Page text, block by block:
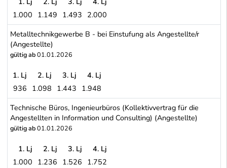
Metalltechnikgewerbe A - bei Einstufung als Arbeiter/in (Arbeiter)
1.000 1.149 1.493 2.000
Metalltechnikgewerbe B - bei Einstufung als Angestellte/r
(Angestellte)
gültig ab01.01.2026
Metalltechnikgewerbe B - bei Einstufung als Angestellte/r
1. Lj 2. Lj 3. Lj
4. Lj
936 1.098 1.443 1.948
Technische Büros, Ingenieurbüros (Kollektivvertrag für die
Angestellten in Information und Consulting) (Angestellte)
gültig ab01.01.2026
1. Lj 2. Lj 3. Lj
4. Lj
1.000 1.236 1.526 1.752